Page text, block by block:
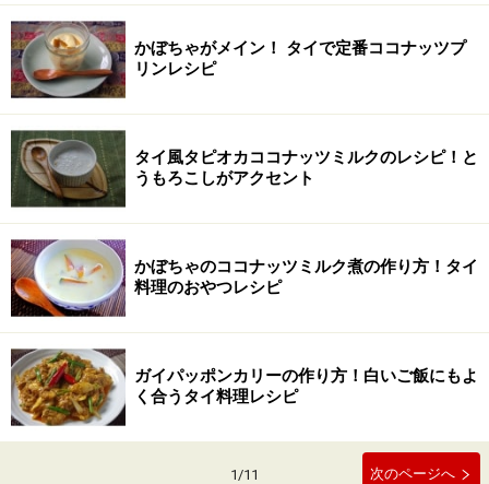
かぼちゃがメイン！ タイで定番ココナッツプ
リンレシピ
タイ風タピオカココナッツミルクのレシピ！と
うもろこしがアクセント
かぼちゃのココナッツミルク煮の作り方！タイ
料理のおやつレシピ
ガイパッポンカリーの作り方！白いご飯にもよ
く合うタイ料理レシピ
1/11 次のページへ